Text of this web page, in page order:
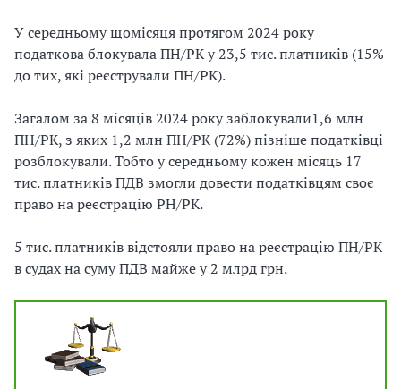
У середньому щомісяця протягом 2024 року
податкова блокувала ПН/РК у 23,5 тис. платників (15%
до тих, які реєстрували ПН/РК).
Загалом за 8 місяців 2024 року заблокували1,6 млн
ПН/РК, з яких 1,2 млн ПН/РК (72%) пізніше податківці
розблокували. Тобто у середньому кожен місяць 17
тис. платників ПДВ змогли довести податківцям своє
право на реєстрацію РН/РК.
5 тис. платників відстояли право на реєстрацію ПН/РК
в судах на суму ПДВ майже у 2 млрд грн.